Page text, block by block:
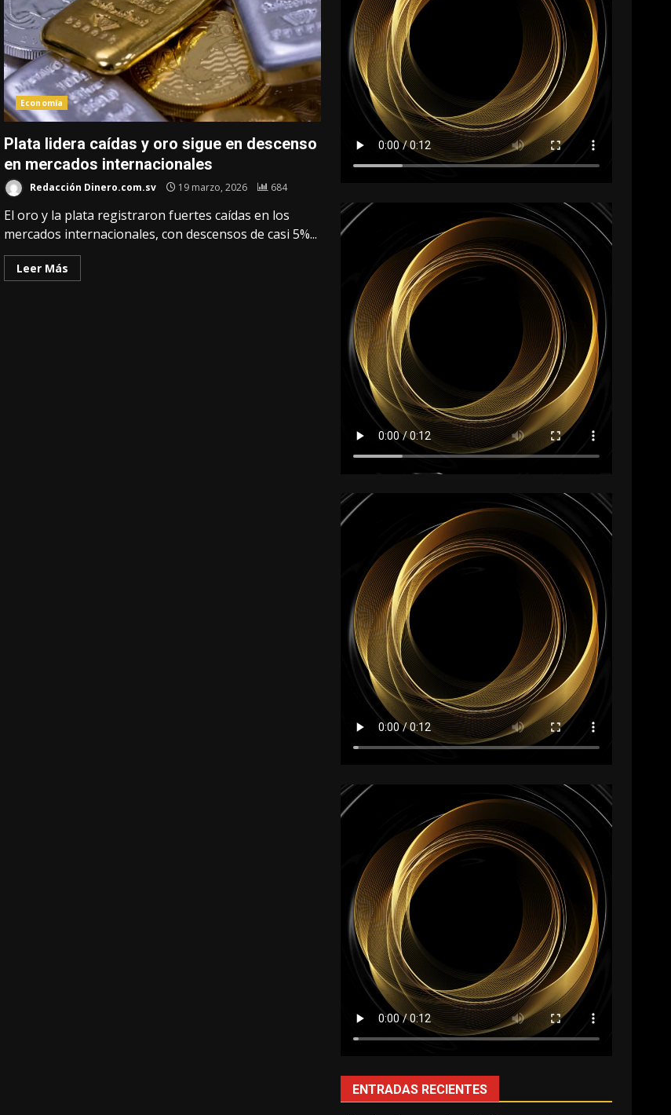
Economía
Plata lidera caídas y oro sigue en descenso
en mercados internacionales
Redacción Dinero.com.sv 19 marzo, 2026 684
El oro y la plata registraron fuertes caídas en los
mercados internacionales, con descensos de casi 5%...
Leer Más
ENTRADAS RECIENTES